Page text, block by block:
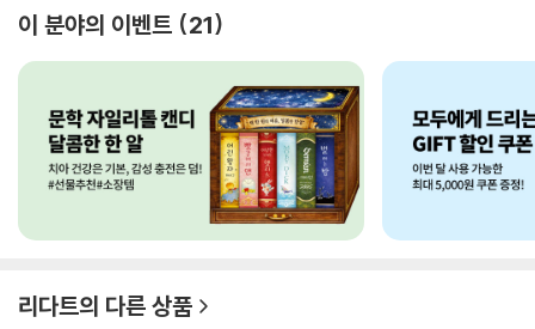
이 분야의 이벤트 21
리다트의 다른 상품